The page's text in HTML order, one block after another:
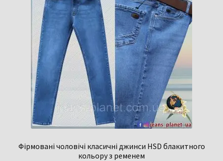
Фірмовані чоловічі класичні джинси HSD блакитного
кольору з ременем